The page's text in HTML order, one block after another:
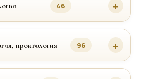
46
проктология 96